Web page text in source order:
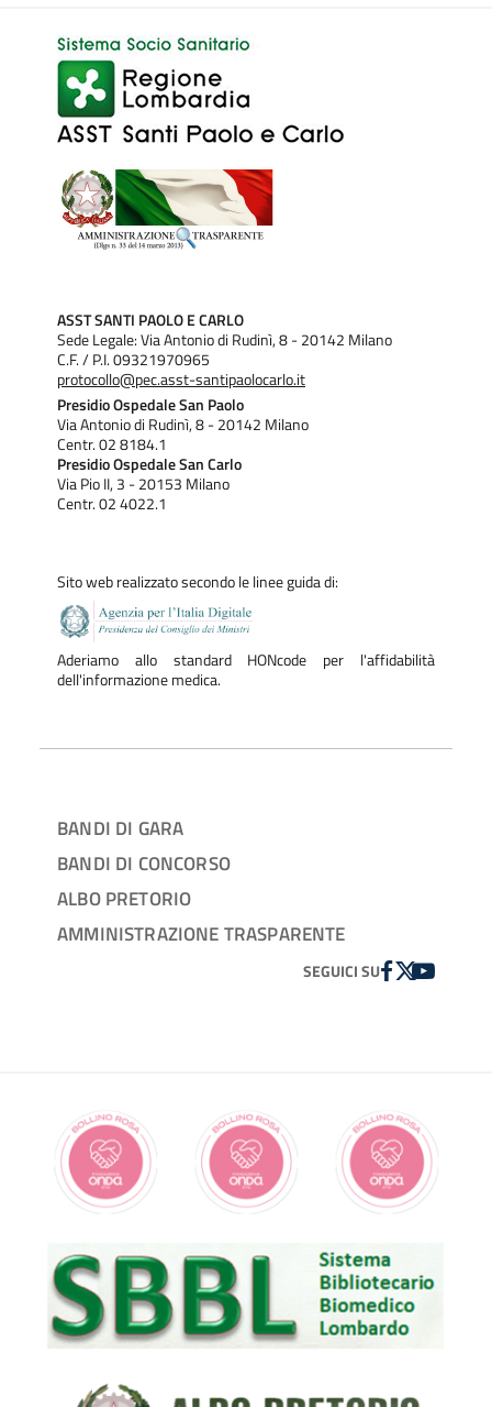
ASST SANTI PAOLO E CARLO
Sede Legale: Via Antonio di Rudinì, 8 - 20142 Milano
C.F. / P.I. 09321970965
protocollo@pec.asst-santipaolocarlo.it
Presidio Ospedale San Paolo
Via Antonio di Rudinì, 8 - 20142 Milano
Centr. 02 8184.1
Presidio Ospedale San Carlo
Via Pio II, 3 - 20153 Milano
Centr. 02 4022.1
Sito web realizzato secondo le linee guida di:
Aderiamo allo standard HONcode per l'affidabilità
dell'informazione medica.
BANDI DI GARA
BANDI DI CONCORSO
ALBO PRETORIO
AMMINISTRAZIONE TRASPARENTE
SEGUICI SUFACEBOOK
TWITTER
YOUTUBE